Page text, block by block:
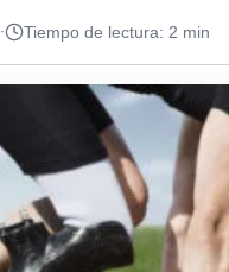
· Tiempo de lectura: 2 min